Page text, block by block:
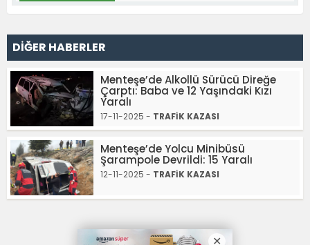
DİĞER HABERLER
Menteşe’de Alkollü Sürücü Direğe
Çarptı: Baba ve 12 Yaşındaki Kızı
Yaralı
17-11-2025 - TRAFİK KAZASI
Menteşe’de Yolcu Minibüsü
Şarampole Devrildi: 15 Yaralı
12-11-2025 - TRAFİK KAZASI